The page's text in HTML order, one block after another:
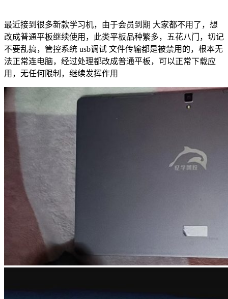
最近接到很多新款学习机，由于会员到期 大家都不用了，想
改成普通平板继续使用，此类平板品种繁多，五花八门，切记
不要乱搞，管控系统 usb调试 文件传输都是被禁用的，根本无
法正常连电脑，经过处理都改成普通平板，可以正常下载应
用，无任何限制，继续发挥作用